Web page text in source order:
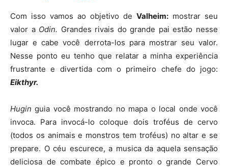
Com isso vamos ao objetivo de Valheim: mostrar seu
valor a Odin. Grandes rivais do grande pai estão nesse
lugar e cabe você derrota-los para mostrar seu valor.
Nesse ponto eu tenho que relatar a minha experiência
frustrante e divertida com o primeiro chefe do jogo:
Eikthyr.
Hugin guia você mostrando no mapa o local onde você
invoca. Para invocá-lo coloque dois troféus de cervo
(todos os animais e monstros tem troféus) no altar e se
prepare. O céu escurece, a musica da aquela sensação
deliciosa de combate épico e pronto o grande Cervo